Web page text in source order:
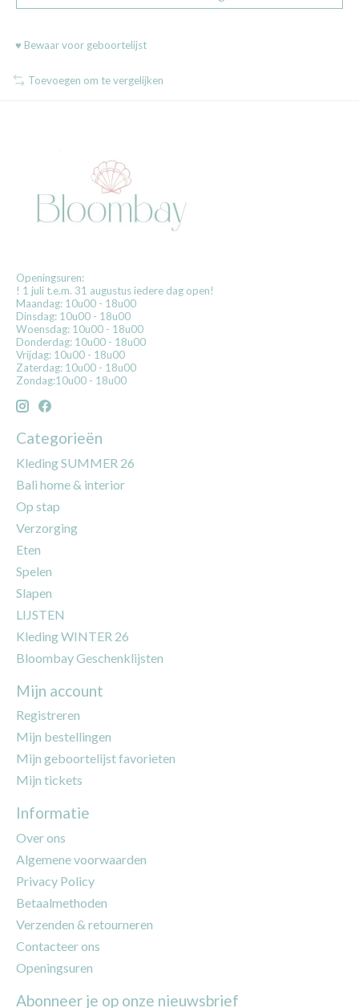
♥ Bewaar voor geboortelijst
Toevoegen om te vergelijken
Openingsuren:
! 1 juli t.e.m. 31 augustus iedere dag open!
Maandag: 10u00 - 18u00
Dinsdag: 10u00 - 18u00
Woensdag: 10u00 - 18u00
Donderdag: 10u00 - 18u00
Vrijdag: 10u00 - 18u00
Zaterdag: 10u00 - 18u00
Zondag:10u00 - 18u00
Categorieën
Kleding SUMMER 26
Bali home & interior
Op stap
Verzorging
Eten
Spelen
Slapen
LIJSTEN
Kleding WINTER 26
Bloombay Geschenklijsten
Mijn account
Registreren
Mijn bestellingen
Mijn geboortelijst favorieten
Mijn tickets
Informatie
Over ons
Algemene voorwaarden
Privacy Policy
Betaalmethoden
Verzenden & retourneren
Contacteer ons
Openingsuren
Abonneer je op onze nieuwsbrief